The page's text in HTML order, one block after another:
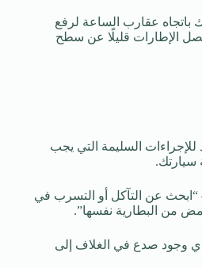
عقارب الساعة لرفع
الإطارات قليلًا عن سطح
السليمة التي يجب
سيارتك.
“ابحث عن التآكل أو التسرب في
من البطارية نفسها”.
وجود صدع في الغلاف إلى